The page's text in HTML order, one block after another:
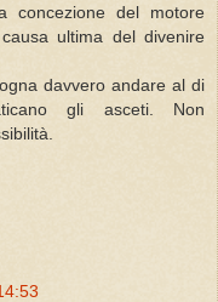
concezione del motore
ultima del divenire
davvero andare al di
gli asceti. Non